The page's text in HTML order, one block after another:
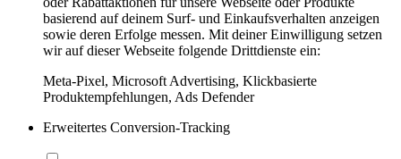
basierend auf deinem Surf- und Einkaufsverhalten anzeigen
sowie deren Erfolge messen. Mit deiner Einwilligung setzen
wir auf dieser Webseite folgende Drittdienste ein:
Meta-Pixel, Microsoft Advertising, Klickbasierte
Produktempfehlungen, Ads Defender
Erweitertes Conversion-Tracking